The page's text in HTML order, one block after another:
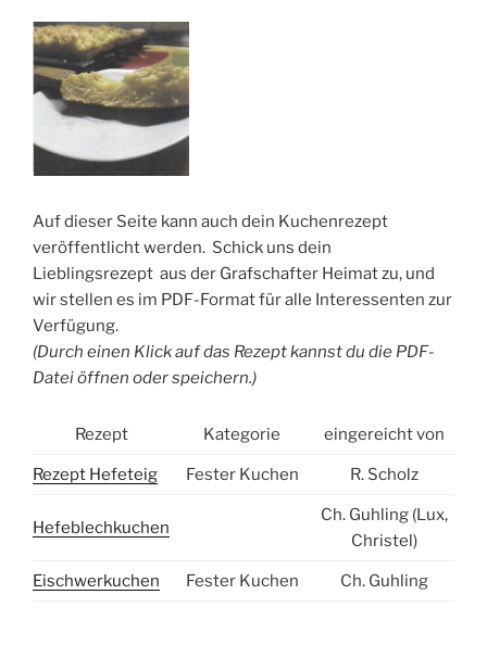
Auf dieser Seite kann auch dein Kuchenrezept
veröffentlicht werden. Schick uns dein
Lieblingsrezept aus der Grafschafter Heimat zu, und
wir stellen es im PDF-Format für alle Interessenten zur
Verfügung.
(Durch einen Klick auf das Rezept kannst du die PDF-
Datei öffnen oder speichern.)
Rezept Kategorie eingereicht von
Rezept Hefeteig Fester Kuchen R. Scholz
Hefeblechkuchen
Ch. Guhling (Lux,
Christel)
Eischwerkuchen Fester Kuchen Ch. Guhling